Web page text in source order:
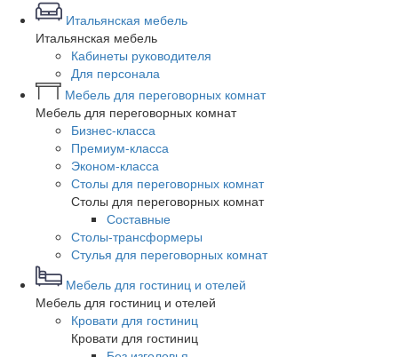
Итальянская мебель
Итальянская мебель
Кабинеты руководителя
Для персонала
Мебель для переговорных комнат
Мебель для переговорных комнат
Бизнес-класса
Премиум-класса
Эконом-класса
Столы для переговорных комнат
Столы для переговорных комнат
Составные
Столы-трансформеры
Стулья для переговорных комнат
Мебель для гостиниц и отелей
Мебель для гостиниц и отелей
Кровати для гостиниц
Кровати для гостиниц